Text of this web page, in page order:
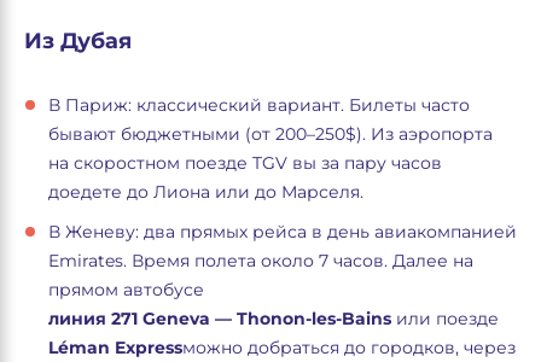
Из Дубая
В Париж: классический вариант. Билеты часто
бывают бюджетными (от 200–250$). Из аэропорта
на скоростном поезде TGV вы за пару часов
доедете до Лиона или до Марселя.
В Женеву: два прямых рейса в день авиакомпанией
Emirates. Время полета около 7 часов. Далее на
прямом автобусе
линия 271 Geneva — Thonon-les-Bains или поезде
Léman Expressможно добраться до городков, через